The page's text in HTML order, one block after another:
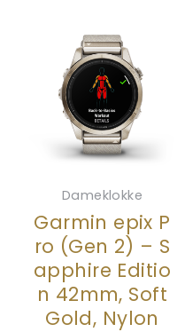
Dameklokke
Garmin epix P
ro (Gen 2) – S
apphire Editio
n 42mm, Soft
Gold, Nylon